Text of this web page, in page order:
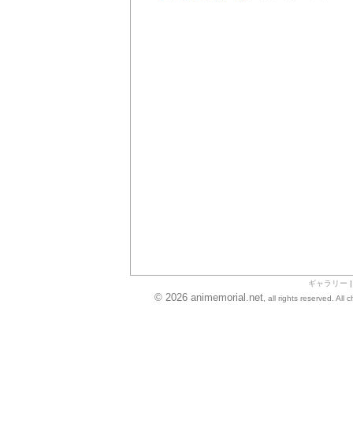
ギャラリー
© 2026 animemorial.net, all rights reserved. All